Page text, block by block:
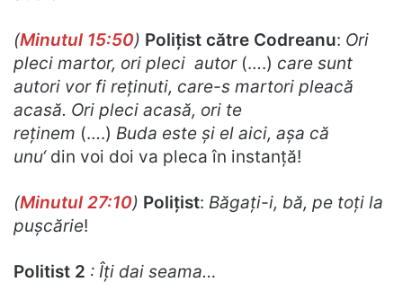
(Minutul 15:50) Polițist către Codreanu: Ori
pleci martor, ori pleci autor(….) care sunt
autori vor fi reținuti, care-s martori pleacă
acasă. Ori pleci acasă, ori te
reținem (….) Buda este și el aici, așa că
unu‘din voi doi va pleca în instanță!
(Minutul 27:10) Polițist: Băgați-i, bă, pe toți la
pușcărie!
Politist 2 : Îți dai seama…